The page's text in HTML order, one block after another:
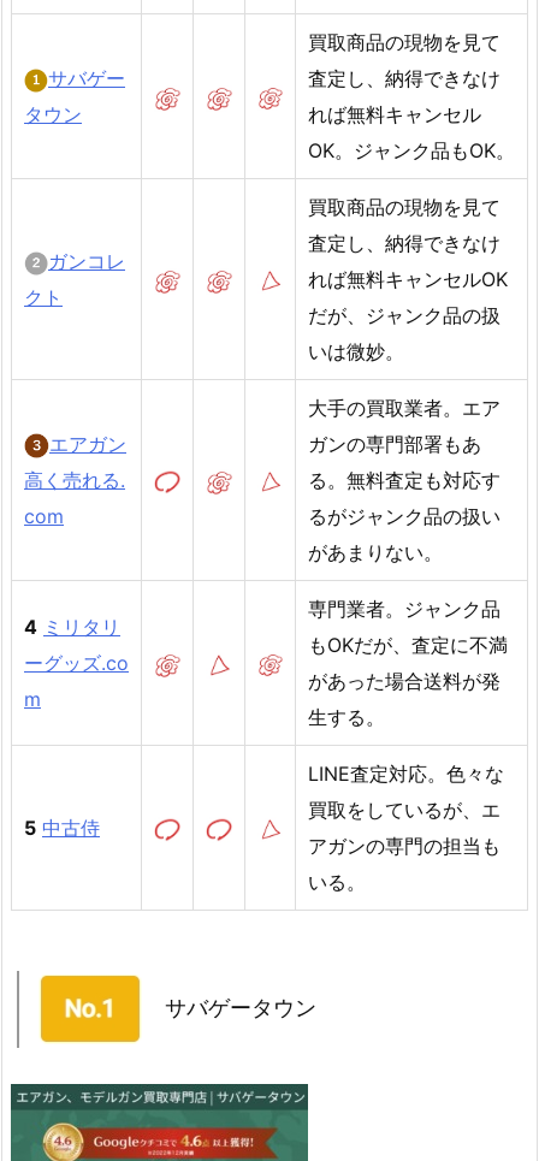
サバゲー
タウン
買取商品の現物を見て
査定し、納得できなけ
れば無料キャンセル
OK。ジャンク品もOK。
ガンコレ
クト
買取商品の現物を見て
査定し、納得できなけ
れば無料キャンセルOK
だが、ジャンク品の扱
いは微妙。
エアガン
高く売れる.
com
大手の買取業者。エア
ガンの専門部署もあ
る。無料査定も対応す
るがジャンク品の扱い
があまりない。
4 ミリタリ
ーグッズ.co
m
専門業者。ジャンク品
もOKだが、査定に不満
があった場合送料が発
生する。
5 中古侍
LINE査定対応。色々な
買取をしているが、エ
アガンの専門の担当も
いる。
サバゲータウン